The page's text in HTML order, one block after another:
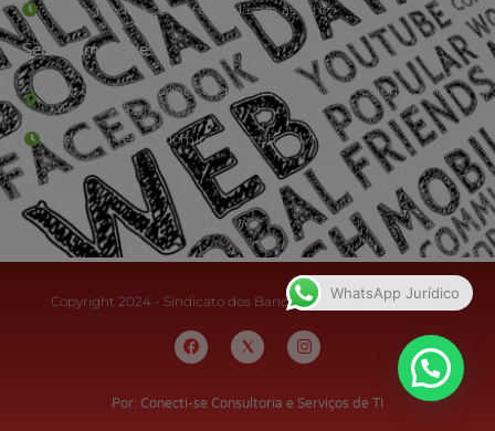
De segunda à sexta-feira , das 9h às 17h.
Sede Campestre:
Estrada Governador Chagas Freitas – 3.780 – Colônia Santo
Antônio – Barra Mansa
De terça-feira a domingo, das 9h às 17h
Copyright 2024 - Sindicato dos Bancários do Sul Fluminense
Por: Conecti-se Consultoria e Serviços de TI
WhatsApp Jurídico